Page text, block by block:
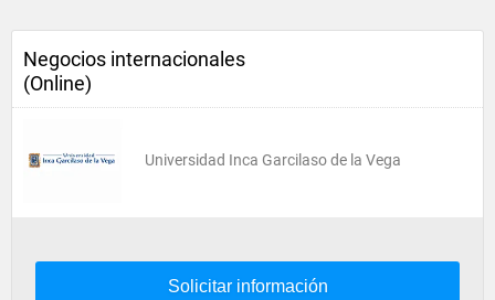
Negocios internacionales
(Online)
Universidad Inca Garcilaso de la Vega
Solicitar información